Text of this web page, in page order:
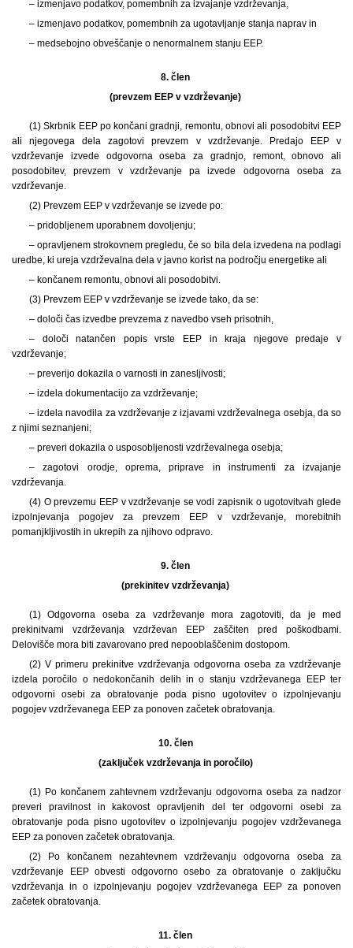
– izmenjavo podatkov, pomembnih za izvajanje vzdrževanja,
– izmenjavo podatkov, pomembnih za ugotavljanje stanja naprav in
– medsebojno obveščanje o nenormalnem stanju EEP.
8. člen
(prevzem EEP v vzdrževanje)
(1) Skrbnik EEP po končani gradnji, remontu, obnovi ali posodobitvi EEP
ali njegovega dela zagotovi prevzem v vzdrževanje. Predajo EEP v
vzdrževanje izvede odgovorna oseba za gradnjo, remont, obnovo ali
posodobitev, prevzem v vzdrževanje pa izvede odgovorna oseba za
vzdrževanje.
(2) Prevzem EEP v vzdrževanje se izvede po:
– pridobljenem uporabnem dovoljenju;
– opravljenem strokovnem pregledu, če so bila dela izvedena na podlagi
uredbe, ki ureja vzdrževalna dela v javno korist na področju energetike ali
– končanem remontu, obnovi ali posodobitvi.
(3) Prevzem EEP v vzdrževanje se izvede tako, da se:
– določi čas izvedbe prevzema z navedbo vseh prisotnih,
– določi natančen popis vrste EEP in kraja njegove predaje v
vzdrževanje;
– preverijo dokazila o varnosti in zanesljivosti;
– izdela dokumentacijo za vzdrževanje;
– izdela navodila za vzdrževanje z izjavami vzdrževalnega osebja, da so
z njimi seznanjeni;
– preveri dokazila o usposobljenosti vzdrževalnega osebja;
– zagotovi orodje, oprema, priprave in instrumenti za izvajanje
vzdrževanja.
(4) O prevzemu EEP v vzdrževanje se vodi zapisnik o ugotovitvah glede
izpolnjevanja pogojev za prevzem EEP v vzdrževanje, morebitnih
pomanjkljivostih in ukrepih za njihovo odpravo.
9. člen
(prekinitev vzdrževanja)
(1) Odgovorna oseba za vzdrževanje mora zagotoviti, da je med
prekinitvami vzdrževanja vzdrževan EEP zaščiten pred poškodbami.
Delovišče mora biti zavarovano pred nepooblaščenim dostopom.
(2) V primeru prekinitve vzdrževanja odgovorna oseba za vzdrževanje
izdela poročilo o nedokončanih delih in o stanju vzdrževanega EEP ter
odgovorni osebi za obratovanje poda pisno ugotovitev o izpolnjevanju
pogojev vzdrževanega EEP za ponoven začetek obratovanja.
10. člen
(zaključek vzdrževanja in poročilo)
(1) Po končanem zahtevnem vzdrževanju odgovorna oseba za nadzor
preveri pravilnost in kakovost opravljenih del ter odgovorni osebi za
obratovanje poda pisno ugotovitev o izpolnjevanju pogojev vzdrževanega
EEP za ponoven začetek obratovanja.
(2) Po končanem nezahtevnem vzdrževanju odgovorna oseba za
vzdrževanje EEP obvesti odgovorno osebo za obratovanje o zaključku
vzdrževanja in o izpolnjevanju pogojev vzdrževanega EEP za ponoven
začetek obratovanja.
11. člen